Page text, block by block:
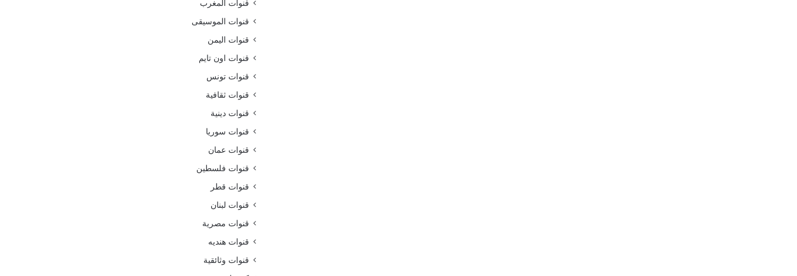
قنوات المغرب
قنوات الموسيقى
قنوات اليمن
قنوات اون تايم
قنوات تونس
قنوات ثقافية
قنوات دينية
قنوات سوريا
قنوات عمان
قنوات فلسطين
قنوات قطر
قنوات لبنان
قنوات مصرية
قنوات هنديه
قنوات وثائقية